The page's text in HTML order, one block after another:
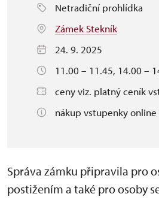
Netradiční prohlídka
Zámek Stekník
24. 9. 2025
11.00 – 11.45, 14.00 –
ceny viz. platný ceník
nákup vstupenky
Správa zámku připravila pro
postižením a také pro osoby